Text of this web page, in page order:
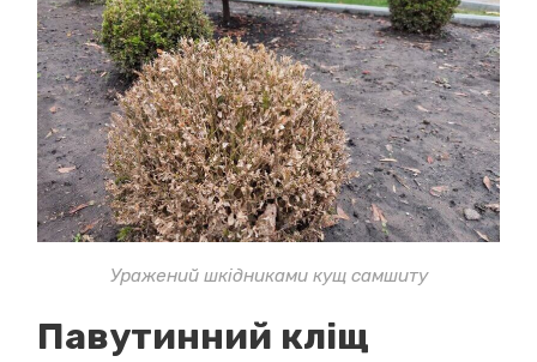
Уражений шкідниками кущ самшиту
Павутинний кліщ